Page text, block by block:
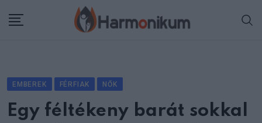
EMBEREK FÉRFIAK NŐK
Egy féltékeny barát sokkal